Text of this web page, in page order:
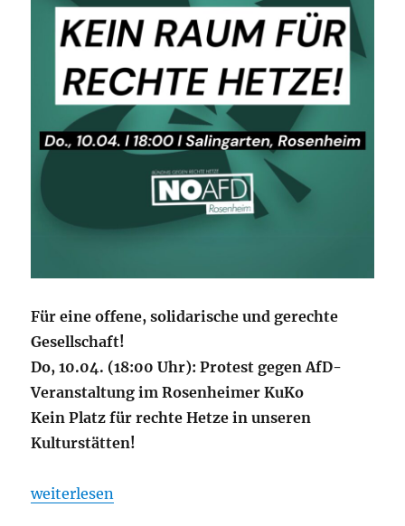
Für eine offene, solidarische und gerechte
Gesellschaft!
Do, 10.04. (18:00 Uhr): Protest gegen AfD-
Veranstaltung im Rosenheimer KuKo
Kein Platz für rechte Hetze in unseren
Kulturstätten!
„Do, 10.04.25 (18:00 Uhr) Protest gegen AFD-
weiterlesen